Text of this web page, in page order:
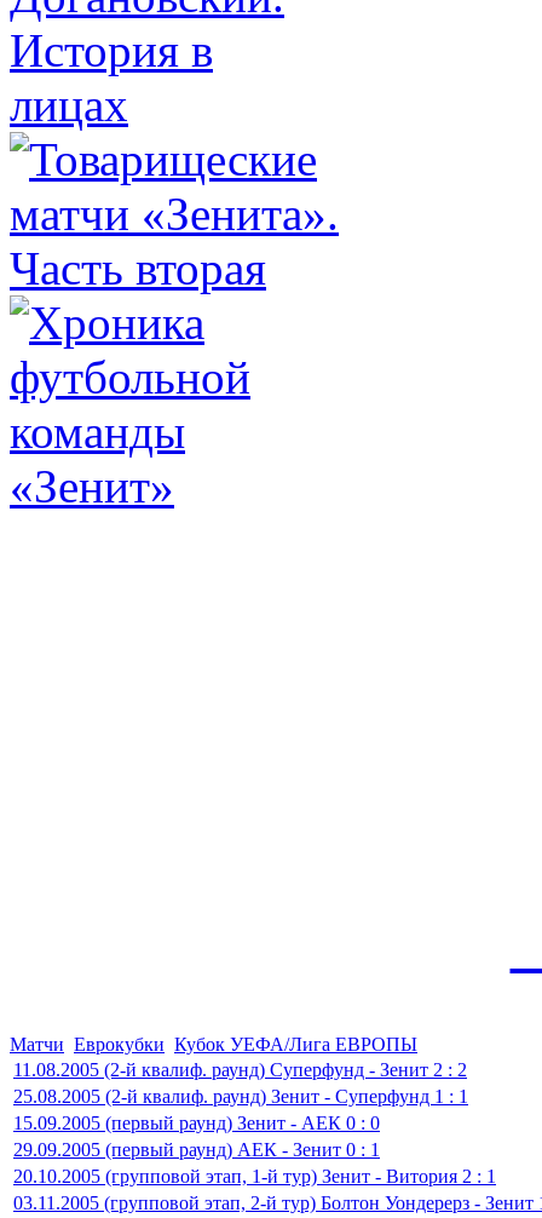
Матчи Еврокубки Кубок УЕФА/Лига ЕВРОПЫ
11.08.2005 (2-й квалиф. раунд) Суперфунд - Зенит 2 : 2
25.08.2005 (2-й квалиф. раунд) Зенит - Суперфунд 1 : 1
15.09.2005 (первый раунд) Зенит - АЕК 0 : 0
29.09.2005 (первый раунд) АЕК - Зенит 0 : 1
20.10.2005 (групповой этап, 1-й тур) Зенит - Витория 2 : 1
03.11.2005 (групповой этап, 2-й тур) Болтон Уондерерз - Зенит